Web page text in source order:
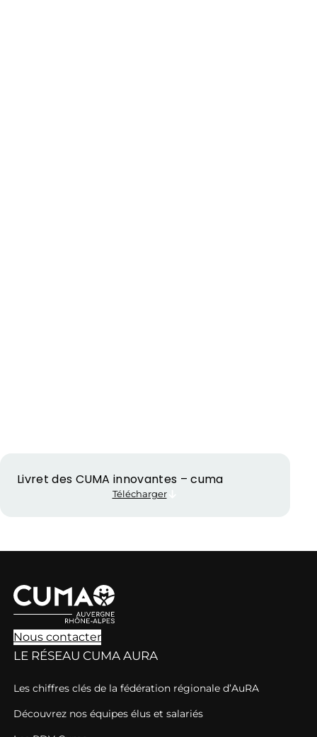
Livret des CUMA innovantes – cuma
Télécharger
Nous contacter
LE RÉSEAU CUMA AURA
Les chiffres clés de la fédération régionale d’AuRA
Découvrez nos équipes élus et salariés